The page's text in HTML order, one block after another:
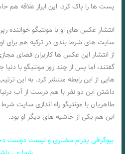
پست ها را پاک کرد. این ابراز علاقه هم
انتشار عکس های او با مونتیگو خواننده
سایت های شرط بندی در ترکیه هم برای
از انتشار این عکس ها کاربران فضای
گفتند، اما پس از چند روز مونتیگو با
هایی از این رابطه منتشر کرد. به این
داشتن این دو نفر با هم درست از آب
طاهریان با مونتیگو راه اندازی سایت
این هم یکی از حاشیه های دیگر او بود.
بیوگرافی پدرام مختاری و لیست دوست